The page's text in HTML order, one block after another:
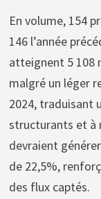
En volume, 154
146 l’année
atteignent 5 108
malgré un léger
2024, traduisant
structurants et à
devraient
de 22,5%,
des flux captés.